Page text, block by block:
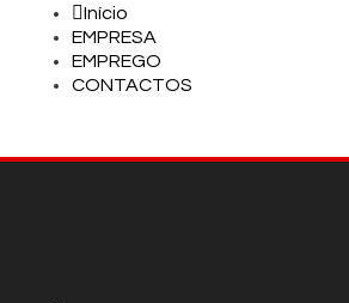
Início
EMPRESA
EMPREGO
CONTACTOS